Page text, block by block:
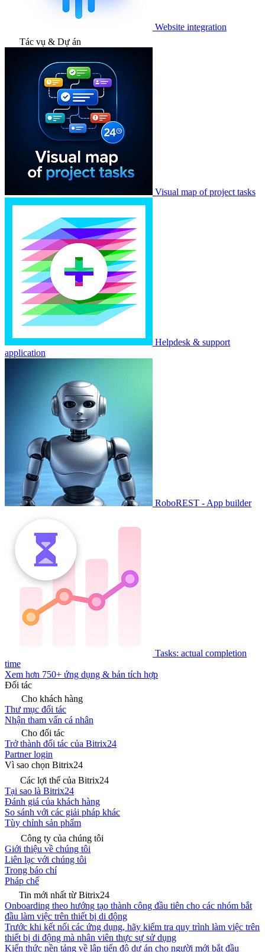
Website integration
Tác vụ & Dự án
Visual map of project tasks
Helpdesk & support
application
RoboREST - App builder
Tasks: actual completion
time
Xem hơn 750+ ứng dụng & bản tích hợp
Đối tác
Cho khách hàng
Thư mục đối tác
Nhận tham vấn cá nhân
Cho đối tác
Trở thành đối tác của Bitrix24
Partner login
Vì sao chọn Bitrix24
Các lợi thế của Bitrix24
Tại sao là Bitrix24
Đánh giá của khách hàng
So sánh với các giải pháp khác
Tùy chỉnh sản phẩm
Công ty của chúng tôi
Giới thiệu về chúng tôi
Liên lạc với chúng tôi
Trong báo chí
Pháp chế
Tin mới nhất từ Bitrix24
Onboarding theo hướng tạo thành công đầu tiên cho các nhóm bắt
đầu làm việc trên thiết bị di động
Trước khi kết nối các ứng dụng, hãy kiểm tra quy trình làm việc trên
thiết bị di động mà nhân viên thực sự sử dụng
Kiến thức nền tảng về lập tiến độ dự án cho người mới bắt đầu